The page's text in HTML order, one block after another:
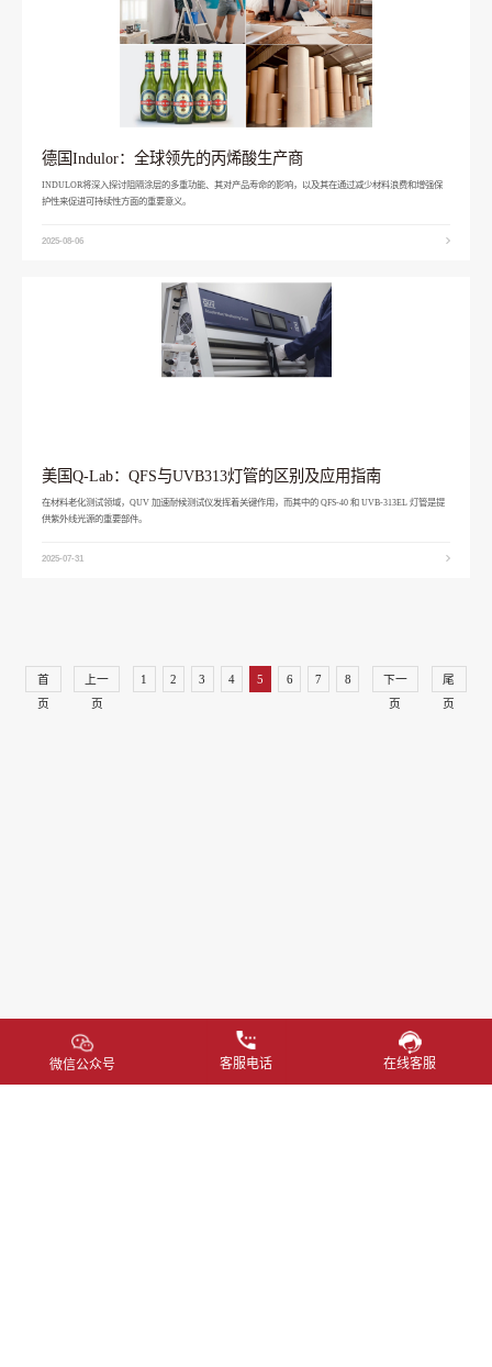
德国Indulor：全球领先的丙烯酸生产商
INDULOR将深入探讨阻隔涂层的多重功能、其对产品寿命的影响，以及其在通过减少材料浪费和增强保
护性来促进可持续性方面的重要意义。
2025-08-06
美国Q-Lab：QFS与UVB313灯管的区别及应用指南
在材料老化测试领域，QUV 加速耐候测试仪发挥着关键作用，而其中的 QFS-40 和 UVB-313EL 灯管是提
供紫外线光源的重要部件。
2025-07-31
首
页
上一
页
1 2 3 4 5 6 7 8
下一
页
尾
页
微信公众号 客服电话 在线客服